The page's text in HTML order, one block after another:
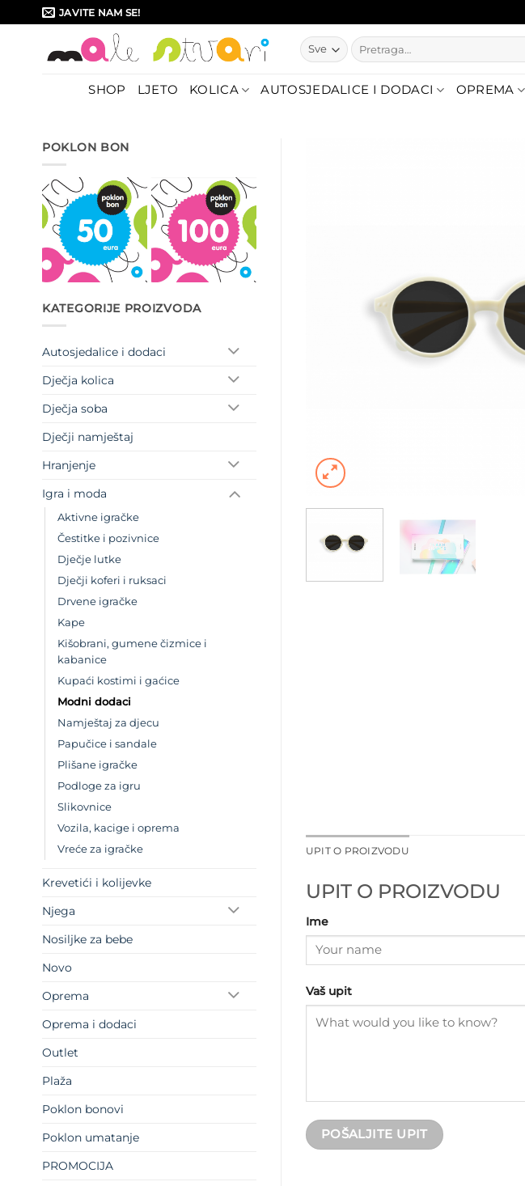
to
JAVITE NAM SE!
Pretraži:
SHOP LJETO KOLICA AUTOSJEDALICE I DODACI OPREMA
POKLON BON
KATEGORIJE PROIZVODA
Autosjedalice i dodaci
Dječja kolica
Dječja soba
Dječji namještaj
Hranjenje
Igra i moda
Aktivne igračke
Čestitke i pozivnice
Dječje lutke
Dječji koferi i ruksaci
Drvene igračke
Kape
Kišobrani, gumene čizmice i
kabanice
Kupaći kostimi i gaćice
Modni dodaci
Namještaj za djecu
Papučice i sandale
Plišane igračke
Podloge za igru
Slikovnice
Vozila, kacige i oprema
Vreće za igračke
Krevetići i kolijevke
Njega
Nosiljke za bebe
Novo
Oprema
Oprema i dodaci
Outlet
Plaža
Poklon bonovi
Poklon umatanje
PROMOCIJA
UPIT O PROIZVODU
UPIT O PROIZVODU
Ime
Vaš upit